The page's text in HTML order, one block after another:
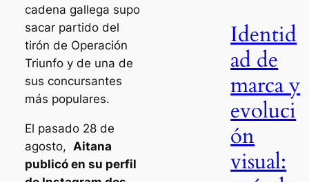
cadena gallega supo
sacar partido del
tirón de Operación
Triunfo y de una de
sus concursantes
más populares.
El pasado 28 de
agosto, Aitana
publicó en su perfil
Identid
ad de
marca y
evoluci
ón
visual: